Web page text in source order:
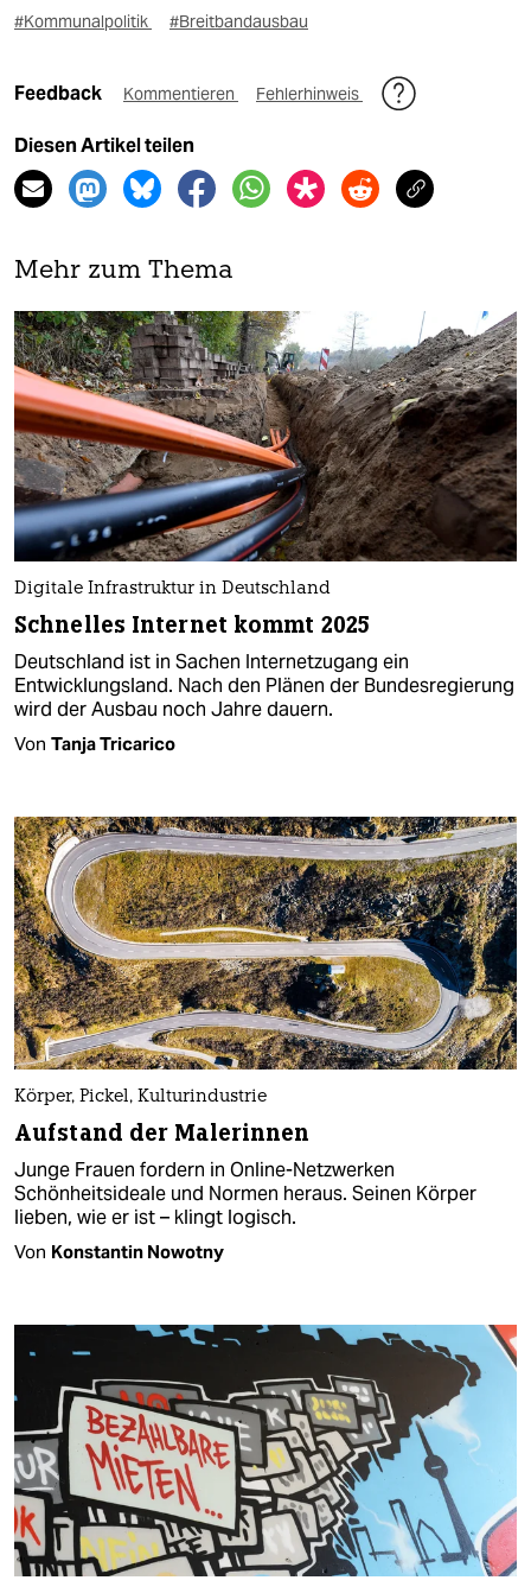
#Kommunalpolitik
#Breitbandausbau
Feedback Kommentieren Fehlerhinweis
Diesen Artikel teilen
Mehr zum Thema
Digitale Infrastruktur in Deutschland
Schnelles Internet kommt 2025
Deutschland ist in Sachen Internetzugang ein
Entwicklungsland. Nach den Plänen der Bundesregierung
wird der Ausbau noch Jahre dauern.
Von Tanja Tricarico
Körper, Pickel, Kulturindustrie
Aufstand der Malerinnen
Junge Frauen fordern in Online-Netzwerken
Schönheitsideale und Normen heraus. Seinen Körper
lieben, wie er ist – klingt logisch.
Von Konstantin Nowotny